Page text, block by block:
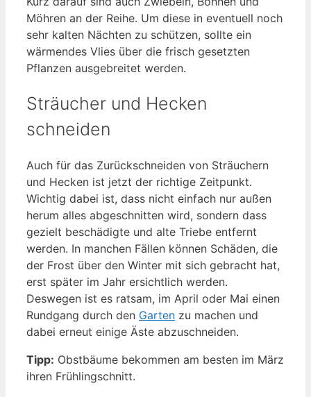
Möhren an der Reihe. Um diese in eventuell noch
sehr kalten Nächten zu schützen, sollte ein
wärmendes Vlies über die frisch gesetzten
Pflanzen ausgebreitet werden.
Sträucher und Hecken
schneiden
Auch für das Zurückschneiden von Sträuchern
und Hecken ist jetzt der richtige Zeitpunkt.
Wichtig dabei ist, dass nicht einfach nur außen
herum alles abgeschnitten wird, sondern dass
gezielt beschädigte und alte Triebe entfernt
werden. In manchen Fällen können Schäden, die
der Frost über den Winter mit sich gebracht hat,
erst später im Jahr ersichtlich werden.
Deswegen ist es ratsam, im April oder Mai einen
Rundgang durch den Garten zu machen und
dabei erneut einige Äste abzuschneiden.
Tipp: Obstbäume bekommen am besten im März
ihren Frühlingschnitt.